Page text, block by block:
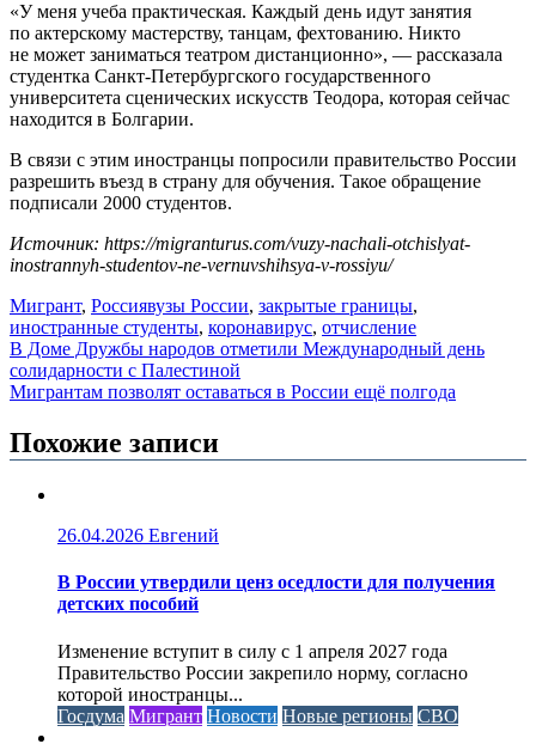
«У меня учеба практическая. Каждый день идут занятия
по актерскому мастерству, танцам, фехтованию. Никто
не может заниматься театром дистанционно», — рассказала
студентка Санкт-Петербургского государственного
университета сценических искусств Теодора, которая сейчас
находится в Болгарии.
В связи с этим иностранцы попросили правительство России
разрешить въезд в страну для обучения. Такое обращение
подписали 2000 студентов.
Источник: https://migranturus.com/vuzy-nachali-otchislyat-
inostrannyh-studentov-ne-vernuvshihsya-v-rossiyu/
Мигрант, Россиявузы России, закрытые границы,
иностранные студенты, коронавирус, отчисление
Навигация
по
В Доме Дружбы народов отметили Международный день
солидарности с Палестиной
Мигрантам позволят оставаться в России ещё полгода
Похожие записи
26.04.2026 Евгений
В России утвердили ценз оседлости для получения
детских пособий
Изменение вступит в силу с 1 апреля 2027 года
Правительство России закрепило норму, согласно
которой иностранцы...
Госдума Мигрант Новости Новые регионы СВО